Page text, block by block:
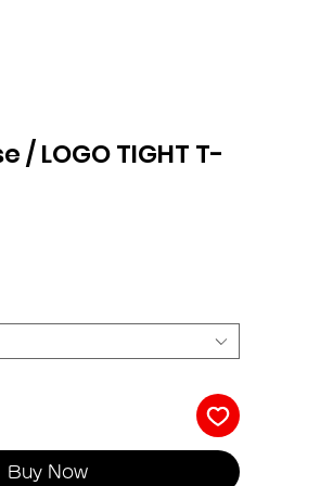
/ LOGO TIGHT T-
Buy Now